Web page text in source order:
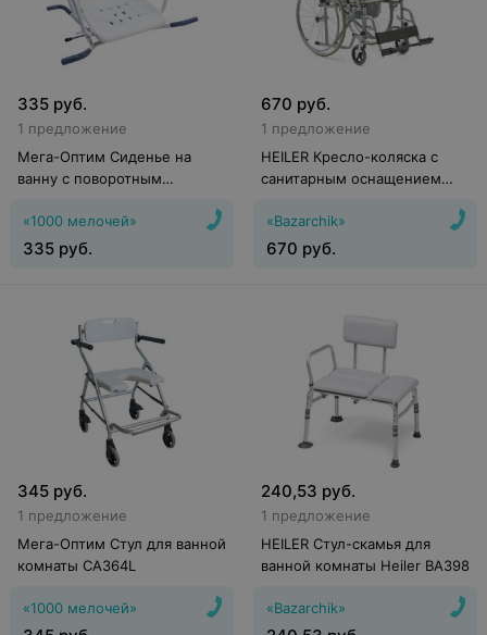
335 руб.
1 предложение
Мега-Оптим Сиденье на
ванну с поворотным
«1000 мелочей»
335 руб.
670 руб.
1 предложение
HEILER Кресло-коляска с
санитарным оснащением
«Bazarchik»
670 руб.
345 руб.
1 предложение
Мега-Оптим Стул для ванной
комнаты CA364L
«1000 мелочей»
240,53 руб.
1 предложение
HEILER Стул-скамья для
ванной комнаты Heiler BA398
«Bazarchik»